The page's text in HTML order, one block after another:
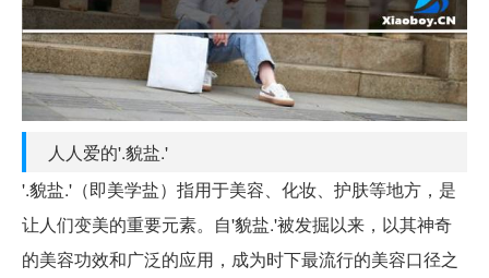
人人爱的'.貌盐.'
'.貌盐.'（即美学盐）指用于美容、化妆、护肤等地方，是
让人们变美的重要元素。自'貌盐.'被发掘以来，以其神奇
的美容功效和广泛的应用，成为时下最流行的美容口径之